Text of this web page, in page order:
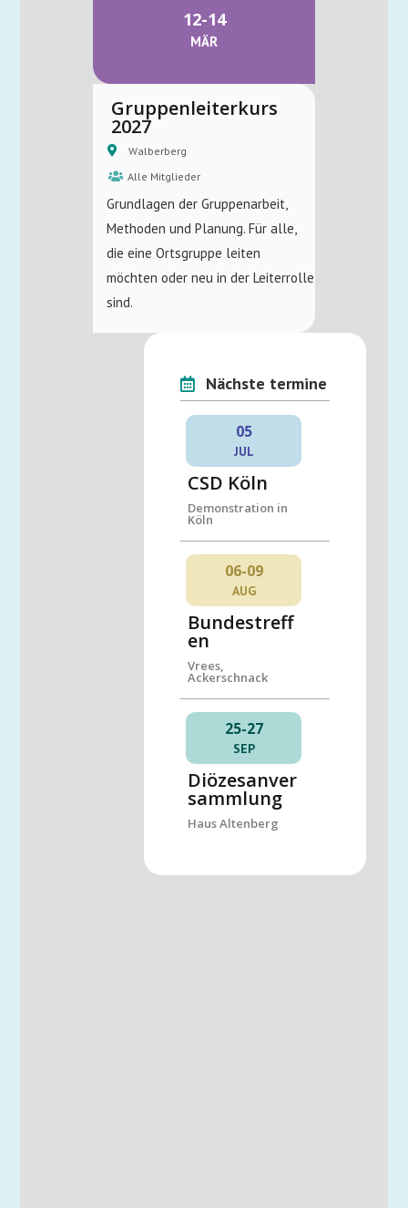
12-14
MÄR
Gruppenleiterkurs
2027
Walberberg
Alle Mitglieder
Grundlagen der Gruppenarbeit,
Methoden und Planung. Für alle,
die eine Ortsgruppe leiten
möchten oder neu in der Leiterrolle
sind.
Nächste termine
05
JUL
CSD Köln
Demonstration in
Köln
06-09
AUG
Bundestreff
en
Vrees,
Ackerschnack
25-27
SEP
Diözesanver
sammlung
Haus Altenberg